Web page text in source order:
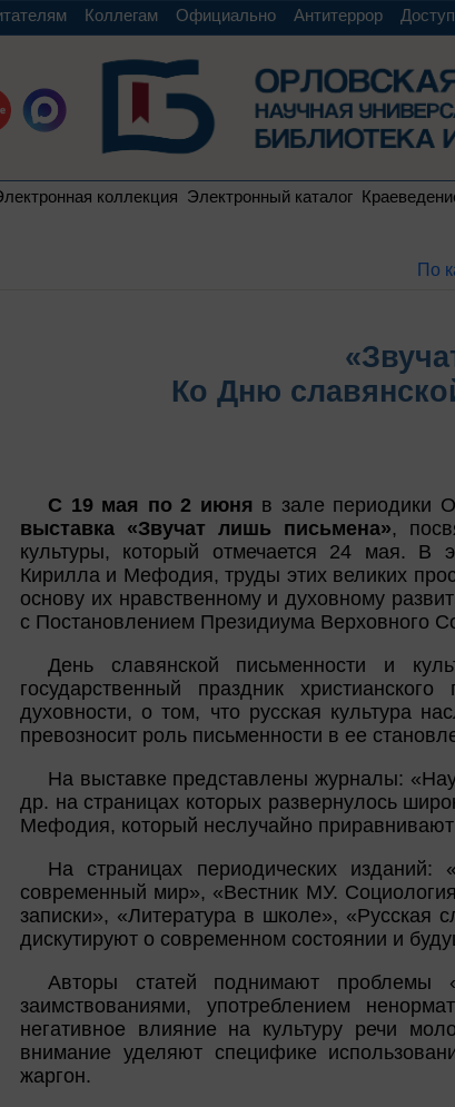
Коллегам Официально Антитеррор
коллекция Электронный каталог
По
Ко Дню
С 19 мая по 2 июня в зале периодики
выставка «Звучат лишь письмена»,
культуры, который отмечается 24 мая. В
Кирилла и Мефодия, труды этих великих
основу их нравственному и духовному
с Постановлением Президиума Верховного
День славянской письменности и
государственный праздник
духовности, о том, что русская культура
превозносит роль письменности в ее
На выставке представлены журналы:
др. на страницах которых развернулось
Мефодия, который неслучайно
На страницах периодических изданий:
современный мир», «Вестник МУ.
записки», «Литература в школе», «Русская
дискутируют о современном состоянии и
Авторы статей поднимают проблемы
заимствованиями, употреблением
негативное влияние на культуру речи
внимание уделяют специфике
жаргон.